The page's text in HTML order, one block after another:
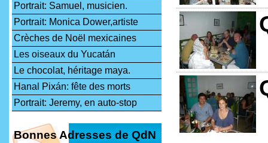
Portrait: Samuel, musicien.
Portrait: Monica Dower,artiste
Crèches de Noël mexicaines
Les oiseaux du Yucatán
Le chocolat, héritage maya.
Hanal Pixán: fête des morts
Portrait: Jeremy, en auto-stop
Bonnes Adresses de QdN